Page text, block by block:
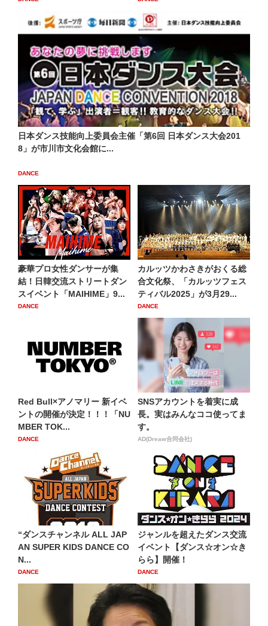
日本ダンス技能向上委員会主催「第6回 日本ダンス大会201
8」が市川市文化会館に...
DANCE
豪華プロ女性ダンサーが集
結！日韓交流ストリートダン
スイベント「MAIHIME」9...
DANCE
カルッツかわさきがおくる総
合文化祭、「カルッツフェス
ティバル2025」が3月29...
DANCE
Red Bull×アノマリー 新イベ
ントの開催が決定！！！「NU
MBER TOK...
DANCE
SNSアカウントを着実に成
長。実はみんなココ使ってま
す。
AD(Dreaw合同会社)
“ダンスチャンネル ALL JAP
AN SUPER KIDS DANCE CO
N...
DANCE
ジャンルを超えたダンス交流
イベント【ダンス☆オン☆き
らら】開催！
DANCE